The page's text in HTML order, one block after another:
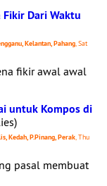
Fikir Dari Waktu
Kelantan, Pahang, Sat
fikir awal awal
untuk Kompos di
Kedah, P.Pinang, Perak, Thu
pasal membuat